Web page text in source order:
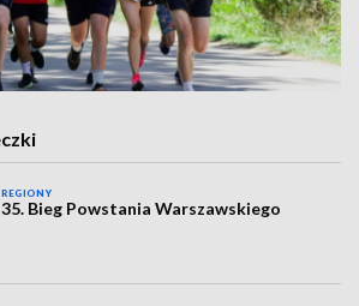
REGIONY
35. Bieg Powstania Warszawskiego